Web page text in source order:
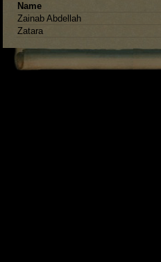
Name
Zainab Abdellah
Zatara